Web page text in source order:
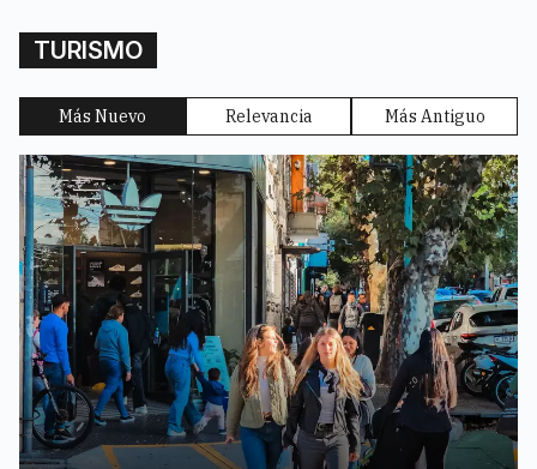
TURISMO
Más Nuevo Relevancia Más Antiguo